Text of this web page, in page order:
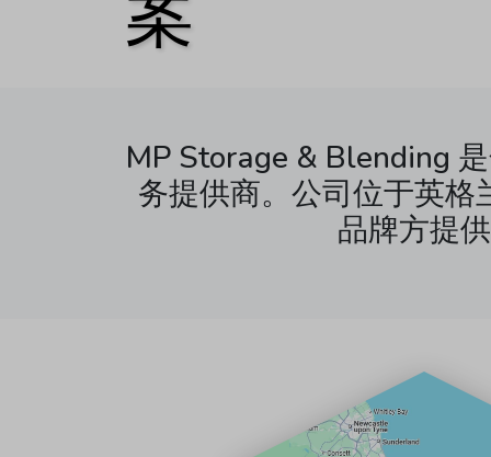
MP Storage & Blending
务提供商。公司位于英
品牌方提